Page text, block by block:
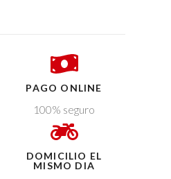
PAGO ONLINE
100% seguro
DOMICILIO EL
MISMO DIA